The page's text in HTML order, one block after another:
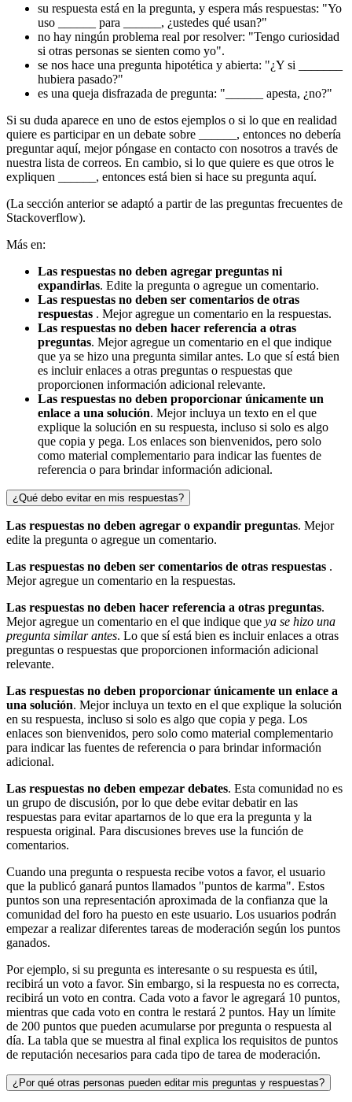
su respuesta está en la pregunta, y espera más respuestas: "Yo
uso ______ para ______, ¿ustedes qué usan?"
no hay ningún problema real por resolver: "Tengo curiosidad
si otras personas se sienten como yo".
se nos hace una pregunta hipotética y abierta: "¿Y si _______
hubiera pasado?"
es una queja disfrazada de pregunta: "______ apesta, ¿no?"
Si su duda aparece en uno de estos ejemplos o si lo que en realidad
quiere es participar en un debate sobre ______, entonces no debería
preguntar aquí, mejor póngase en contacto con nosotros a través de
nuestra lista de correos. En cambio, si lo que quiere es que otros le
expliquen ______, entonces está bien si hace su pregunta aquí.
(La sección anterior se adaptó a partir de las preguntas frecuentes de
Stackoverflow).
Más en:
Las respuestas no deben agregar preguntas ni
expandirlas. Edite la pregunta o agregue un comentario.
Las respuestas no deben ser comentarios de otras
respuestas . Mejor agregue un comentario en la respuestas.
Las respuestas no deben hacer referencia a otras
preguntas. Mejor agregue un comentario en el que indique
que ya se hizo una pregunta similar antes. Lo que sí está bien
es incluir enlaces a otras preguntas o respuestas que
proporcionen información adicional relevante.
Las respuestas no deben proporcionar únicamente un
enlace a una solución. Mejor incluya un texto en el que
explique la solución en su respuesta, incluso si solo es algo
que copia y pega. Los enlaces son bienvenidos, pero solo
como material complementario para indicar las fuentes de
referencia o para brindar información adicional.
¿Qué debo evitar en mis respuestas?
Las respuestas no deben agregar o expandir preguntas. Mejor
edite la pregunta o agregue un comentario.
Las respuestas no deben ser comentarios de otras respuestas .
Mejor agregue un comentario en la respuestas.
Las respuestas no deben hacer referencia a otras preguntas.
Mejor agregue un comentario en el que indique que ya se hizo una
pregunta similar antes. Lo que sí está bien es incluir enlaces a otras
preguntas o respuestas que proporcionen información adicional
relevante.
Las respuestas no deben proporcionar únicamente un enlace a
una solución. Mejor incluya un texto en el que explique la solución
en su respuesta, incluso si solo es algo que copia y pega. Los
enlaces son bienvenidos, pero solo como material complementario
para indicar las fuentes de referencia o para brindar información
adicional.
Las respuestas no deben empezar debates. Esta comunidad no es
un grupo de discusión, por lo que debe evitar debatir en las
respuestas para evitar apartarnos de lo que era la pregunta y la
respuesta original. Para discusiones breves use la función de
comentarios.
Cuando una pregunta o respuesta recibe votos a favor, el usuario
que la publicó ganará puntos llamados "puntos de karma". Estos
puntos son una representación aproximada de la confianza que la
comunidad del foro ha puesto en este usuario. Los usuarios podrán
empezar a realizar diferentes tareas de moderación según los puntos
ganados.
Por ejemplo, si su pregunta es interesante o su respuesta es útil,
recibirá un voto a favor. Sin embargo, si la respuesta no es correcta,
recibirá un voto en contra. Cada voto a favor le agregará 10 puntos,
mientras que cada voto en contra le restará 2 puntos. Hay un límite
de 200 puntos que pueden acumularse por pregunta o respuesta al
día. La tabla que se muestra al final explica los requisitos de puntos
de reputación necesarios para cada tipo de tarea de moderación.
¿Por qué otras personas pueden editar mis preguntas y respuestas?